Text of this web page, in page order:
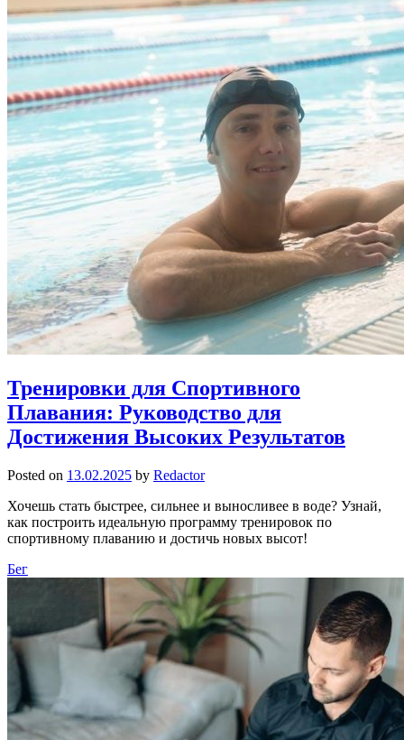
Тренировки для Спортивного
Плавания: Руководство для
Достижения Высоких Результатов
Posted on 13.02.2025 by Redactor
Хочешь стать быстрее, сильнее и выносливее в воде? Узнай,
как построить идеальную программу тренировок по
спортивному плаванию и достичь новых высот!
Бег